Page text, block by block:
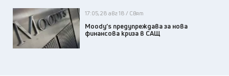
17:05, 28 авг 18 / Свят
Moody’s предупреждава за нова
финансова криза в САЩ